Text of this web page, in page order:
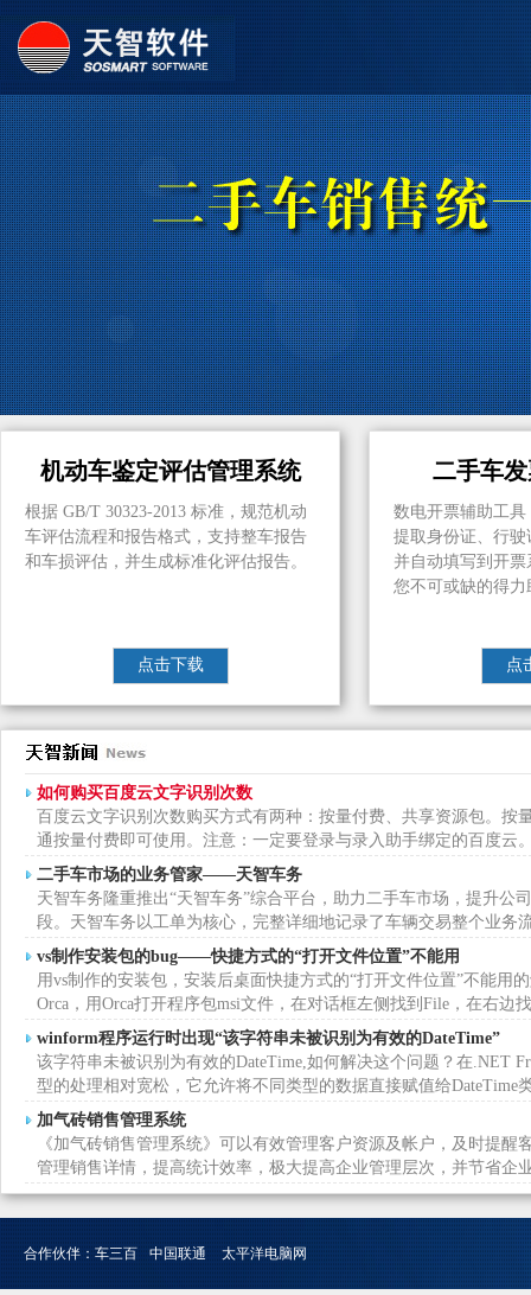
机动车鉴定评估管理系统
根据 GB/T 30323-2013 标准，规范机动
车评估流程和报告格式，支持整车报告
和车损评估，并生成标准化评估报告。
点击下载
二手车
数电开票辅助工
提取身份证、行
并自动填写到开
您不可或缺的得力
点
如何购买百度云文字识别次数
百度云文字识别次数购买方式有两种：按量付费、共享资源包。按
通按量付费即可使用。注意：一定要登录与录入助手绑定的百度云
二手车市场的业务管家——天智车务
天智车务隆重推出“天智车务”综合平台，助力二手车市场，提升公
段。天智车务以工单为核心，完整详细地记录了车辆交易整个业务
vs制作安装包的bug——快捷方式的“打开文件位置”不能用
用vs制作的安装包，安装后桌面快捷方式的“打开文件位置”不能用
Orca，用Orca打开程序包msi文件，在对话框左侧找到File，在右边
winform程序运行时出现“该字符串未被识别为有效的DateTime”
该字符串未被识别为有效的DateTime,如何解决这个问题？在.NET
型的处理相对宽松，它允许将不同类型的数据直接赋值给DateTime
加气砖销售管理系统
《加气砖销售管理系统》可以有效管理客户资源及帐户，及时提醒
管理销售详情，提高统计效率，极大提高企业管理层次，并节省企
合作伙伴： 车三百 中国联通 太平洋电脑网